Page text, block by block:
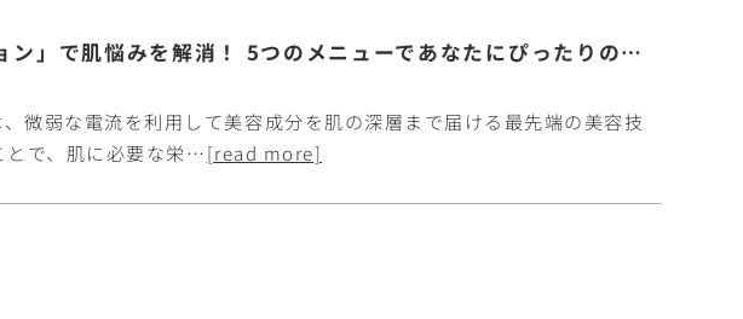
「エレクトロポレーション」で肌悩みを解消！ 5つのメニューであなたにぴったりのケアを
微弱な電流を利用して美容成分を肌の深層まで届ける最先端の美容技
とで、肌に必要な栄…[read more]